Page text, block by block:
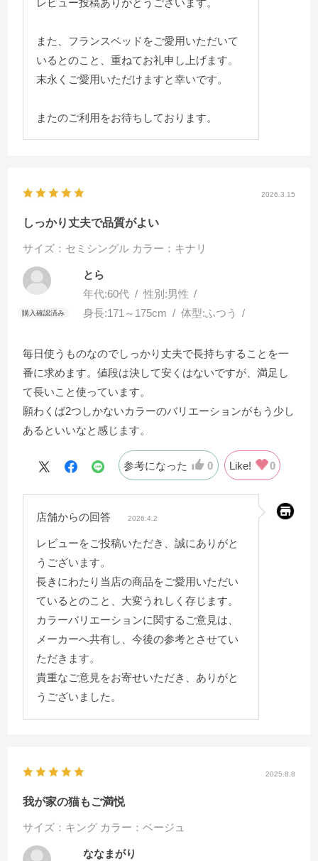
レビュー投稿ありがとうございます。
また、フランスベッドをご愛用いただいて
いるとのこと、重ねてお礼申し上げます。
末永くご愛用いただけますと幸いです。
またのご利用をお待ちしております。
2026.3.15
しっかり丈夫で品質がよい
サイズ：セミシングル カラー：キナリ
とら
年代:60代 性別:男性
身長:171～175cm 体型:ふつう
毎日使うものなのでしっかり丈夫で長持ちすることを一
番に求めます。値段は決して安くはないですが、満足し
て長いこと使っています。
願わくば2つしかないカラーのバリエーションがもう少し
あるといいなと感じます。
参考になった 0 Like! 0
店舗からの回答 2026.4.2
レビューをご投稿いただき、誠にありがと
うございます。
長きにわたり当店の商品をご愛用いただい
ているとのこと、大変うれしく存じます。
カラーバリエーションに関するご意見は、
メーカーへ共有し、今後の参考とさせてい
ただきます。
貴重なご意見をお寄せいただき、ありがと
うございました。
2025.8.8
我が家の猫もご満悦
サイズ：キング カラー：ベージュ
ななまがり